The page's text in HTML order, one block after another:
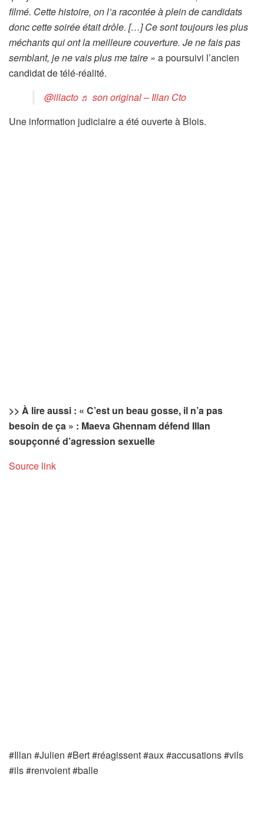
filmé. Cette histoire, on l’a racontée à plein de candidats
donc cette soirée était drôle. […] Ce sont toujours les plus
méchants qui ont la meilleure couverture. Je ne fais pas
semblant, je ne vais plus me taire » a poursuivi l’ancien
candidat de télé-réalité.
@illacto ♬ son original – Illan Cto
Une information judiciaire a été ouverte à Blois.
>> À lire aussi : « C’est un beau gosse, il n’a pas
besoin de ça » : Maeva Ghennam défend Illan
soupçonné d’agression sexuelle
Source link
#Illan #Julien #Bert #réagissent #aux #accusations #vils
#ils #renvoient #balle